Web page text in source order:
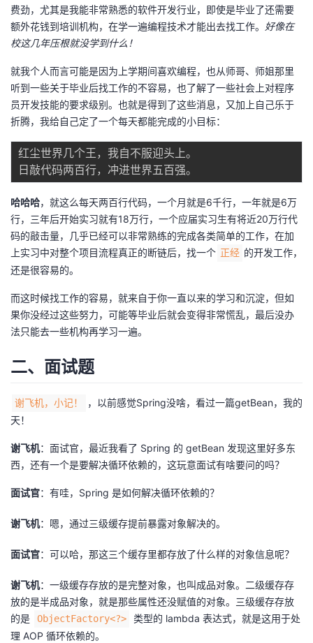
客
论
的
子
我
直
播
的
活
动
我
的
关
注
我
课
程
的
认
证
我
的
实
我
的
藏
的
术
支
持
我
云
声
建
议
费劲，尤其是我能非常熟悉的软件开发行业，即使是毕业了还需要
额外花钱到培训机构，在学一遍编程技术才能出去找工作。
好像在
校这几年压根就没学到什么！
就我个人而言可能是因为上学期间喜欢编程，也从师哥、师姐那里
听到一些关于毕业后找工作的不容易，也了解了一些社会上对程序
员开发技能的要求级别。也就是得到了这些消息，又加上自己乐于
折腾，我给自己定了一个每天都能完成的小目标：
红尘世界几个王，我自不服迎头上。
哈哈哈，就这么每天两百行代码，一个月就是6千行，一年就是6万
行，三年后开始实习就有18万行，一个应届实习生有将近20万行代
码的敲击量，几乎已经可以非常熟练的完成各类简单的工作，在加
上实习中对整个项目流程真正的断链后，找一个 正经 的开发工作，
还是很容易的。
而这时候找工作的容易，就来自于你一直以来的学习和沉淀，但如
果你没经过这些努力，可能等毕业后就会变得非常慌乱，最后没办
法只能去一些机构再学习一遍。
二、面试题
谢飞机，小记！
，以前感觉Spring没啥，看过一篇getBean，我的
天！
谢飞机：面试官，最近我看了 Spring 的 getBean 发现这里好多东
西，还有一个是要解决循环依赖的，这玩意面试有啥要问的吗？
面试官：有哇，Spring 是如何解决循环依赖的？
谢飞机：嗯，通过三级缓存提前暴露对象解决的。
面试官：可以哈，那这三个缓存里都存放了什么样的对象信息呢？
谢飞机：一级缓存存放的是完整对象，也叫成品对象。二级缓存存
放的是半成品对象，就是那些属性还没赋值的对象。三级缓存存放
的是
ObjectFactory<?>
类型的 lambda 表达式，就是这用于处
理 AOP 循环依赖的。